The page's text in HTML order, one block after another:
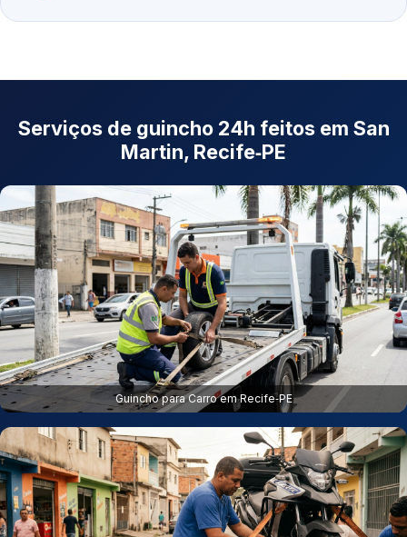
Serviços de guincho 24h feitos em San
Martin, Recife‑PE
Guincho para Carro em Recife‑PE